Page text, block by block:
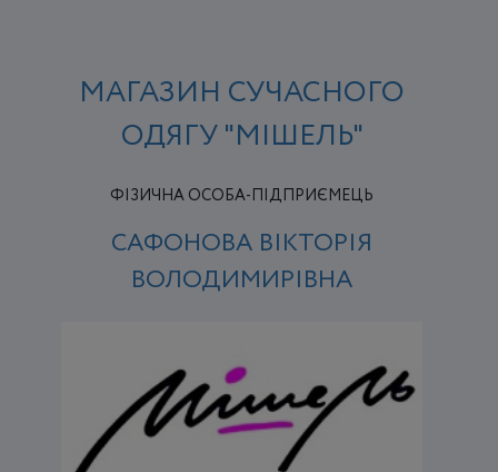
МАГАЗИН СУЧАСНОГО
ОДЯГУ "МІШЕЛЬ"
ФІЗИЧНА ОСОБА-ПІДПРИЄМЕЦЬ
САФОНОВА ВІКТОРІЯ
ВОЛОДИМИРІВНА